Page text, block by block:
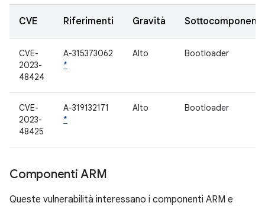
CVE Riferimenti Gravità
CVE-
2023-
48424
A-315373062
*
Alto Bootloader
CVE-
2023-
48425
A-319132171
*
Alto Bootloader
Componenti ARM
Queste vulnerabilità interessano i componenti ARM e